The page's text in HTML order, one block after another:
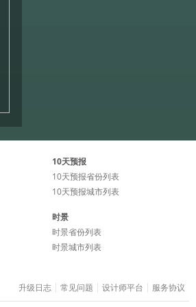
10天预报
10天预报省份列表
10天预报城市列表
时景
时景省份列表
时景城市列表
升级日志 常见问题 设计师平台 服务协议